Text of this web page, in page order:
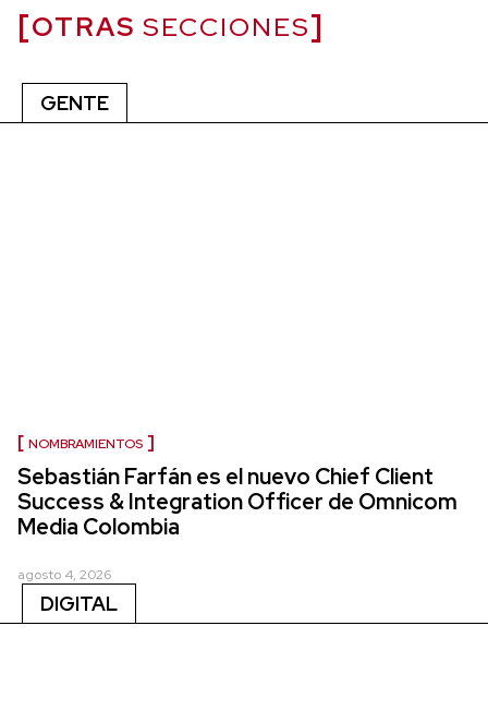
OTRAS SECCIONES
GENTE
NOMBRAMIENTOS
Sebastián Farfán es el nuevo Chief Client
Success & Integration Officer de Omnicom
Media Colombia
agosto 4, 2026
DIGITAL